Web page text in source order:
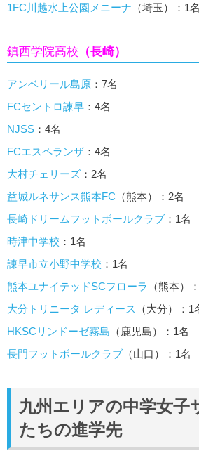
1FC川越水上公園メニーナ （埼玉）：1名
鎮西学院高校 （長崎）
アンベリール島原 ：7名
FCセントロ諫早 ：4名
NJSS ：4名
FCエスペランザ ：4名
大村チェリーズ ：2名
益城ルネサンス熊本FC （熊本）：2名
長崎ドリームフットボールクラブ ：1名
時津中学校 ：1名
諌早市立小野中学校 ：1名
熊本ユナイテッドSCフローラ
（熊本）
大分トリニータ レディース
（大分）：1
HKSCリンドーゼ霧島 （鹿児島）：1名
長門フットボールクラブ （山口）：1名
九州エリアの中学女子
たちの進学先